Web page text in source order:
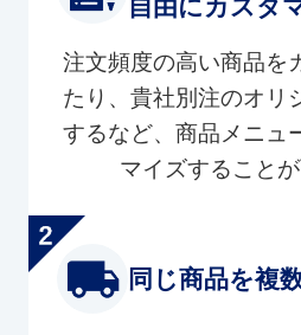
自由にカスタ
注文頻度の高い商品を
たり、貴社別注のオリ
するなど、商品メニュ
マイズすることが
同じ商品を複